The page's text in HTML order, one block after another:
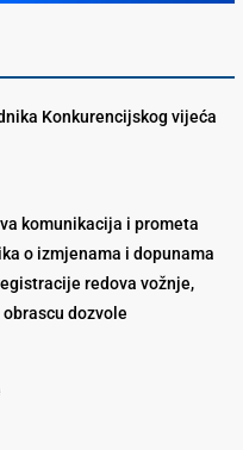
Konkurencijskog vijeća
komunikacija i prometa
o izmjenama i dopunama
redova vožnje,
dozvole